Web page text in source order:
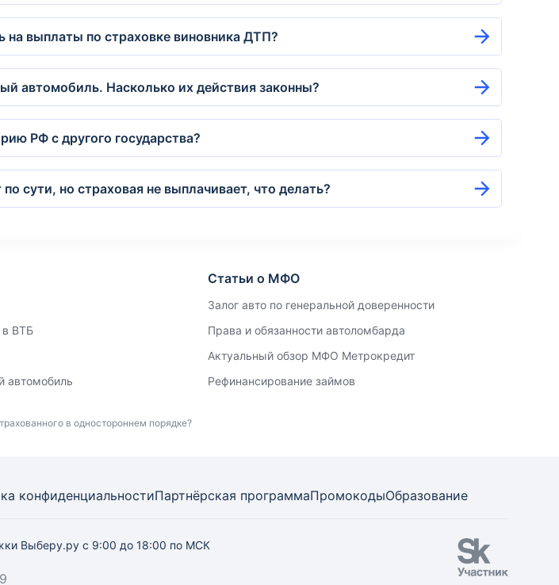
выплаты по страховке виновника ДТП?
автомобиль. Насколько их действия законны?
РФ с другого государства?
сути, но страховая не выплачивает, что делать?
в ВТБ
автомобиль
Статьи о МФО
Залог авто по генеральной доверенности
Права и обязанности автоломбарда
Актуальный обзор МФО Метрокредит
Рефинансирование займов
в одностороннем порядке?
конфиденциальностиПартнёрская программаПромокодыОбразование
Выберу.ру с 9:00 до 18:00 по МСК